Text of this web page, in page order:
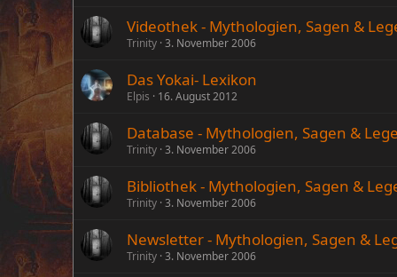
Videothek - Mythologien, Sagen &
Trinity 3. November 2006
Das Yokai- Lexikon
Elpis 16. August 2012
Database - Mythologien, Sagen &
Trinity 3. November 2006
Bibliothek - Mythologien, Sagen &
Trinity 3. November 2006
Newsletter - Mythologien, Sagen &
Trinity 3. November 2006